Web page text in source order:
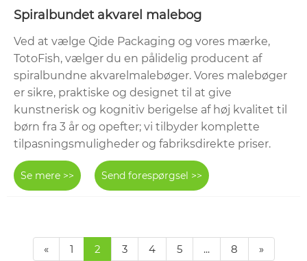
Spiralbundet akvarel malebog
Ved at vælge Qide Packaging og vores mærke,
TotoFish, vælger du en pålidelig producent af
spiralbundne akvarelmalebøger. Vores malebøger
er sikre, praktiske og designet til at give
kunstnerisk og kognitiv berigelse af høj kvalitet til
børn fra 3 år og opefter; vi tilbyder komplette
tilpasningsmuligheder og fabriksdirekte priser.
Se mere >> Send forespørgsel >>
« 1 2 3 4 5 ... 8 »